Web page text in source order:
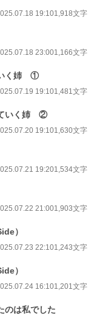
19:101,918文字
23:001,166文字
いく姉 ①
19:101,481文字
いく姉 ②
19:101,630文字
19:201,534文字
21:001,903文字
）
22:101,243文字
）
16:101,201文字
は私でした